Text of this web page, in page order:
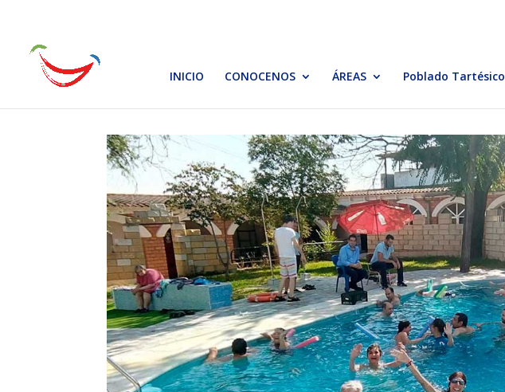
INICIO CONOCENOS ÁREAS Poblado Tartésico